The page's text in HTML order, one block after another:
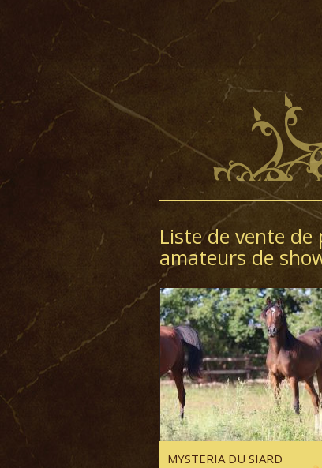
Liste de vente
amateurs de
MYSTERIA DU SIARD